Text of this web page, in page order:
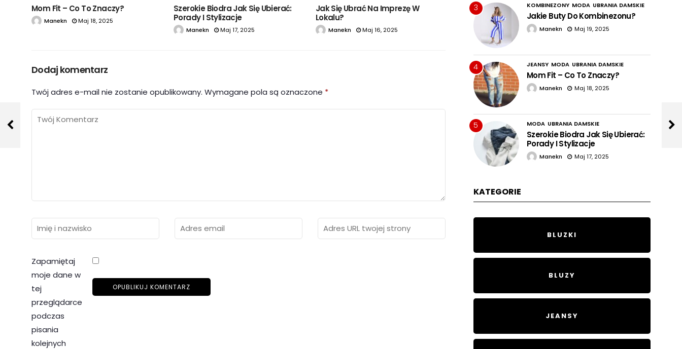
Mom Fit – Co To Znaczy?
Manekn Maj 18, 2025
Szerokie Biodra Jak Się Ubierać:
Porady I Stylizacje
Manekn Maj 17, 2025
Jak Się Ubrać Na Imprezę W
Lokalu?
Manekn Maj 16, 2025
Dodaj komentarz
Twój adres e-mail nie zostanie opublikowany. Wymagane pola są oznaczone *
Zapamiętaj
moje dane w
tej
przeglądarce
podczas
pisania
kolejnych
3 KOMBINEZONY MODA UBRANIA DAMSKIE
Jakie Buty Do Kombinezonu?
Manekn Maj 19, 2025
4 JEANSY MODA UBRANIA DAMSKIE
Mom Fit – Co To Znaczy?
Manekn Maj 18, 2025
5 MODA UBRANIA DAMSKIE
Szerokie Biodra Jak Się Ubierać:
Porady I Stylizacje
Manekn Maj 17, 2025
KATEGORIE
BLUZKI
BLUZY
JEANSY